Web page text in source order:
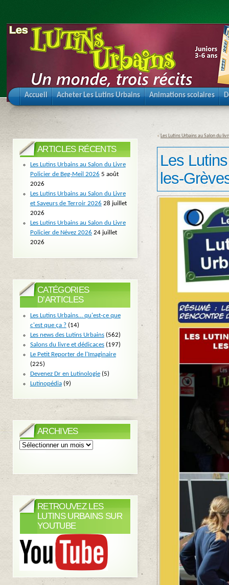
Accueil Acheter Les Lutins Urbains Animations scolaires
« Les Lutins Urbains au Salon du
Les
les-
ARTICLES RÉCENTS
Les Lutins Urbains au Salon du Livre
Policier de Beg-Meil 2026 5 août
2026
Les Lutins Urbains au Salon du Livre
et Saveurs de Terroir 2026 28 juillet
2026
Les Lutins Urbains au Salon du Livre
Policier de Névez 2026 24 juillet
2026
CATÉGORIES
D’ARTICLES
Les Lutins Urbains… qu'est-ce que
c'est que ça ?(14)
Les news des Lutins Urbains(562)
Salons du livre et dédicaces(197)
Le Petit Reporter de l'Imaginaire
(225)
Devenez Dr en Lutinologie(5)
Lutinopédia(9)
ARCHIVES
Archives
RETROUVEZ LES
LUTINS URBAINS SUR
YOUTUBE